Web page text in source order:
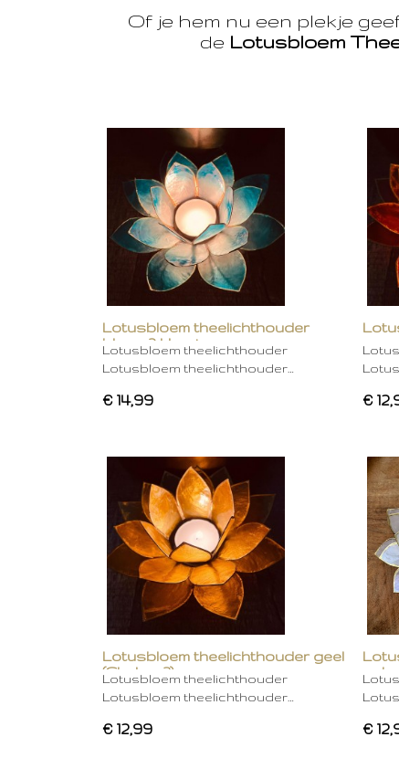
Of je hem nu een plekje
de Lotusbloem
Lotusbloem theelichthouder
blauw 2 kleurig
Lotusbloem theelichthouder
Lotusbloem theelichthouder…
€ 14,99 €
Lotusbloem theelichthouder geel
(Chakra 3)
Lotusbloem theelichthouder
Lotusbloem theelichthouder…
€ 12,99 €